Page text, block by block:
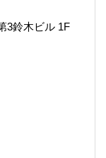
3鈴木ビル 1F